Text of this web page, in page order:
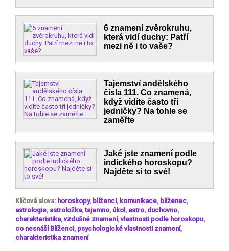
6 znamení zvěrokruhu,
která vidí duchy: Patří
mezi ně i to vaše?
Tajemství andělského
čísla 111. Co znamená,
když vidíte často tři
jedničky? Na tohle se
zaměřte
Jaké jste znamení podle
indického horoskopu?
Najděte si to své!
Klíčová slova: horoskopy, blíženci, komunikace, blíženec,
astrologie, astroložka,tajemno, úkol , astro, duchovno,
charakteristika,vzdušné znamení,vlastnosti podle horoskopu,
co nesnáší Blíženci, psychologické vlastnosti znamení,
charakteristika znamení